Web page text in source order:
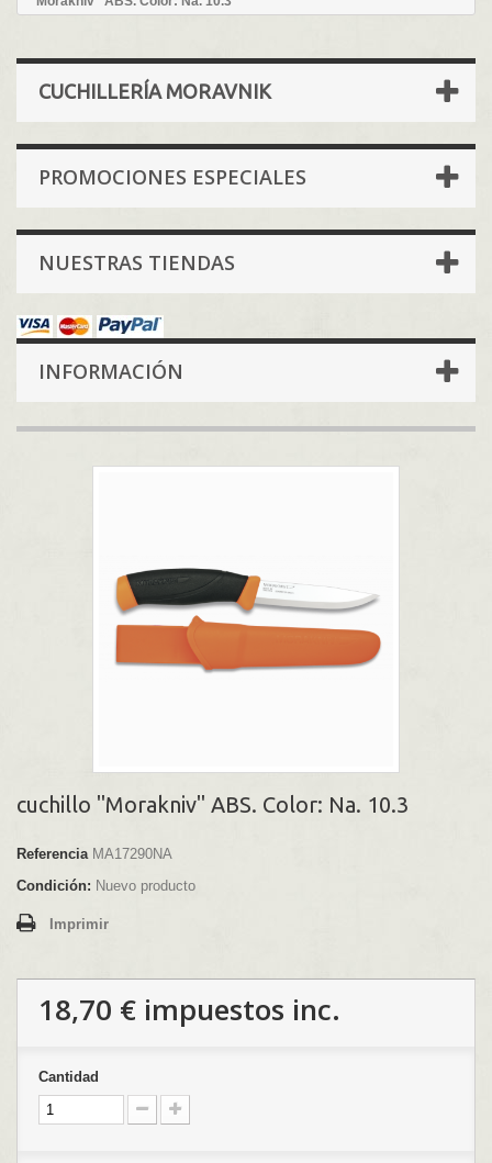
CUCHILLERÍA MORAVNIK
PROMOCIONES ESPECIALES
NUESTRAS TIENDAS
INFORMACIÓN
cuchillo "Morakniv" ABS. Color: Na. 10.3
Referencia MA17290NA
Condición: Nuevo producto
Imprimir
18,70 € impuestos inc.
Cantidad